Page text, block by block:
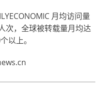
月均访问量
次，全球被转载量月均达
以上。